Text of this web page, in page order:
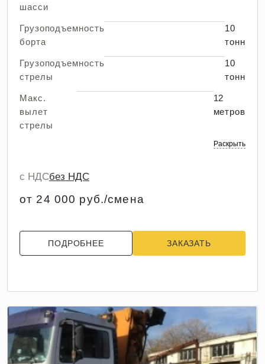
шасси
Грузоподъемность
борта
10
тонн
Грузоподъемность
стрелы
10
тонн
Макс.
вылет
стрелы
12
метров
Раскрыть
с НДСбез НДС
от 24 000 руб./смена
ПОДРОБНЕЕ ЗАКАЗАТЬ